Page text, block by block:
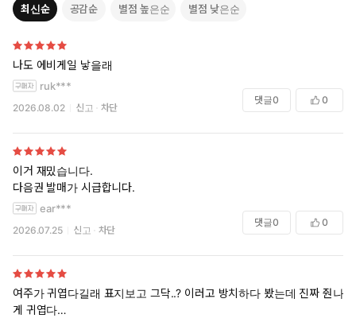
최신순 공감순 별점 높은순 별점 낮은순
나도 에비게일 낳을래
ruk***
2026.08.02 신고 차단
댓글0 0
이거 재밌습니다.
다음권 발매가 시급합니다.
ear***
2026.07.25 신고 차단
댓글0 0
여주가 귀엽다길래 표지보고 그닥..? 이러고 방치하다 봤는데 진짜 줜나
게 귀엽다…